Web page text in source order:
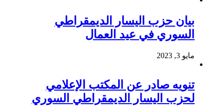
بيان حزب اليسار الديمقراطي
السوري في عيد العمال
مايو 3, 2023
تنويه صادر عن المكتب الإعلامي
لحزب اليسار الديمقراطي السوري